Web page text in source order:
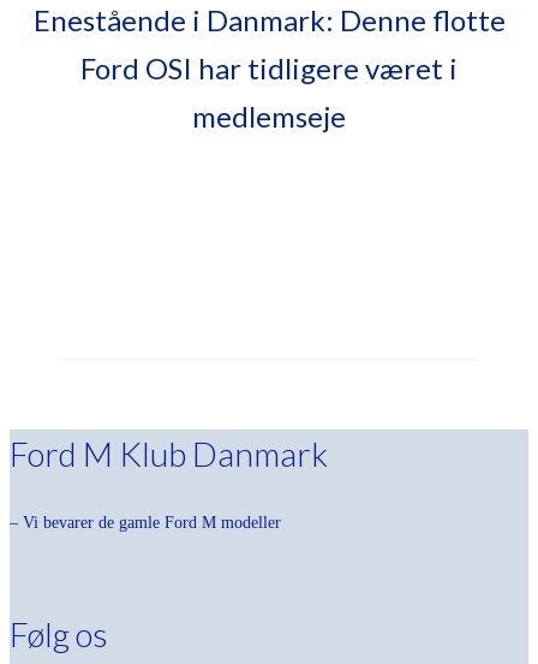
Enestående i Danmark: Denne flotte
Ford OSI har tidligere været i
medlemseje
Ford M Klub Danmark
– Vi bevarer de gamle Ford M modeller
Følg os